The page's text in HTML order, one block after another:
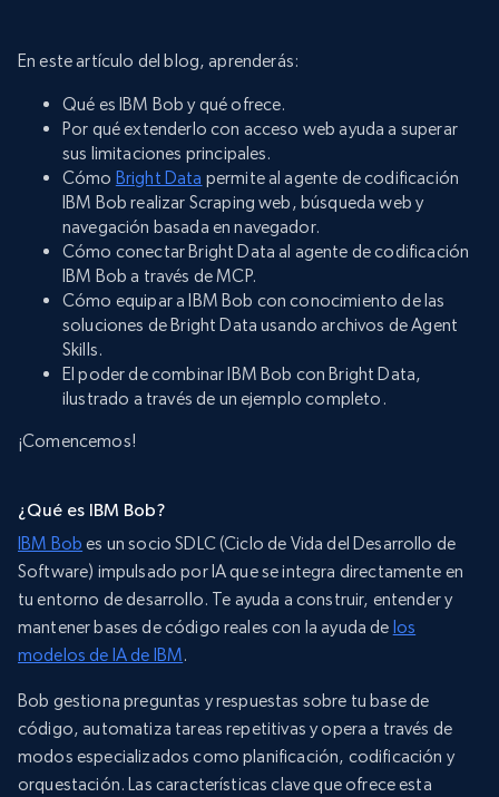
En este artículo del blog, aprenderás:
Qué es IBM Bob y qué ofrece.
Por qué extenderlo con acceso web ayuda a superar
sus limitaciones principales.
Cómo Bright Data permite al agente de codificación
IBM Bob realizar Scraping web, búsqueda web y
navegación basada en navegador.
Cómo conectar Bright Data al agente de codificación
IBM Bob a través de MCP.
Cómo equipar a IBM Bob con conocimiento de las
soluciones de Bright Data usando archivos de Agent
Skills.
El poder de combinar IBM Bob con Bright Data,
ilustrado a través de un ejemplo completo.
¡Comencemos!
¿Qué es IBM Bob?
IBM Bob es un socio SDLC (Ciclo de Vida del Desarrollo de
Software) impulsado por IA que se integra directamente en
tu entorno de desarrollo. Te ayuda a construir, entender y
mantener bases de código reales con la ayuda de los
modelos de IA de IBM.
Bob gestiona preguntas y respuestas sobre tu base de
código, automatiza tareas repetitivas y opera a través de
modos especializados como planificación, codificación y
orquestación. Las características clave que ofrece esta